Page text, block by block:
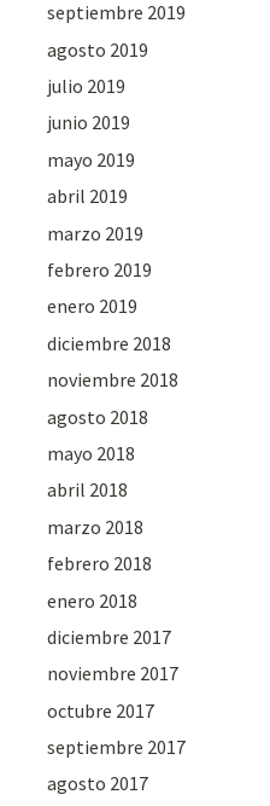
septiembre 2019
agosto 2019
julio 2019
junio 2019
mayo 2019
abril 2019
marzo 2019
febrero 2019
enero 2019
diciembre 2018
noviembre 2018
agosto 2018
mayo 2018
abril 2018
marzo 2018
febrero 2018
enero 2018
diciembre 2017
noviembre 2017
octubre 2017
septiembre 2017
agosto 2017